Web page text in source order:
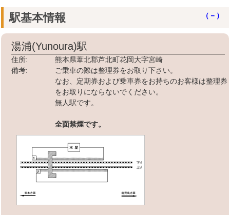
駅基本情報 （－）
湯浦(Yunoura)駅
住所:
熊本県葦北郡芦北町花岡大字宮崎
備考:
ご乗車の際は整理券をお取り下さい。
なお、定期券および乗車券をお持ちのお客様は整理券
をお取りにならないでください。
無人駅です。
全面禁煙です。